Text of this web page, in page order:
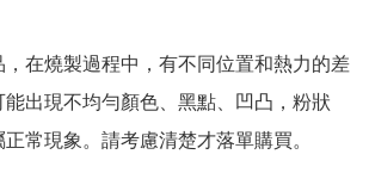
，在燒製過程中，有不同位置和熱力的差
出現不均勻顏色、黑點、凹凸，粉狀
常現象。請考慮清楚才落單購買。